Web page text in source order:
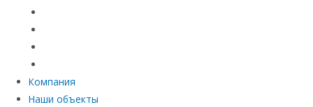
Компания
Наши объекты